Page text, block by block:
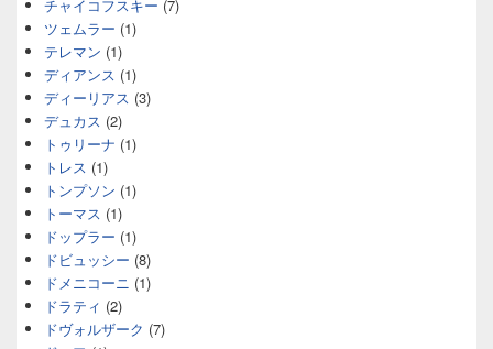
チャイコフスキー (7)
ツェムラー (1)
テレマン (1)
ディアンス (1)
ディーリアス (3)
デュカス (2)
トゥリーナ (1)
トレス (1)
トンプソン (1)
トーマス (1)
ドップラー (1)
ドビュッシー (8)
ドメニコーニ (1)
ドラティ (2)
ドヴォルザーク (7)